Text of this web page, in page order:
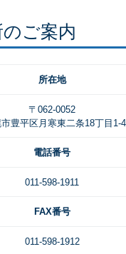
ご案内
所在地
〒062-0052
豊平区月寒東二条18丁目1-
電話番号
011-598-1911
FAX番号
011-598-1912